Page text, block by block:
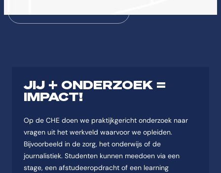
JIJ + ONDERZOEK =
IMPACT!
Op de CHE doen we praktijkgericht onderzoek naar
vragen uit het werkveld waarvoor we opleiden.
Bijvoorbeeld in de zorg, het onderwijs of de
journalistiek. Studenten kunnen meedoen via een
stage, een afstudeeropdracht of een learning